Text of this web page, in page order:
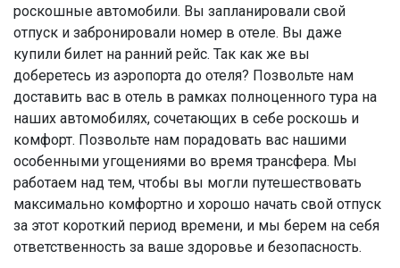
роскошные автомобили. Вы запланировали свой
отпуск и забронировали номер в отеле. Вы даже
купили билет на ранний рейс. Так как же вы
доберетесь из аэропорта до отеля? Позвольте нам
доставить вас в отель в рамках полноценного тура на
наших автомобилях, сочетающих в себе роскошь и
комфорт. Позвольте нам порадовать вас нашими
особенными угощениями во время трансфера. Мы
работаем над тем, чтобы вы могли путешествовать
максимально комфортно и хорошо начать свой отпуск
за этот короткий период времени, и мы берем на себя
ответственность за ваше здоровье и безопасность.